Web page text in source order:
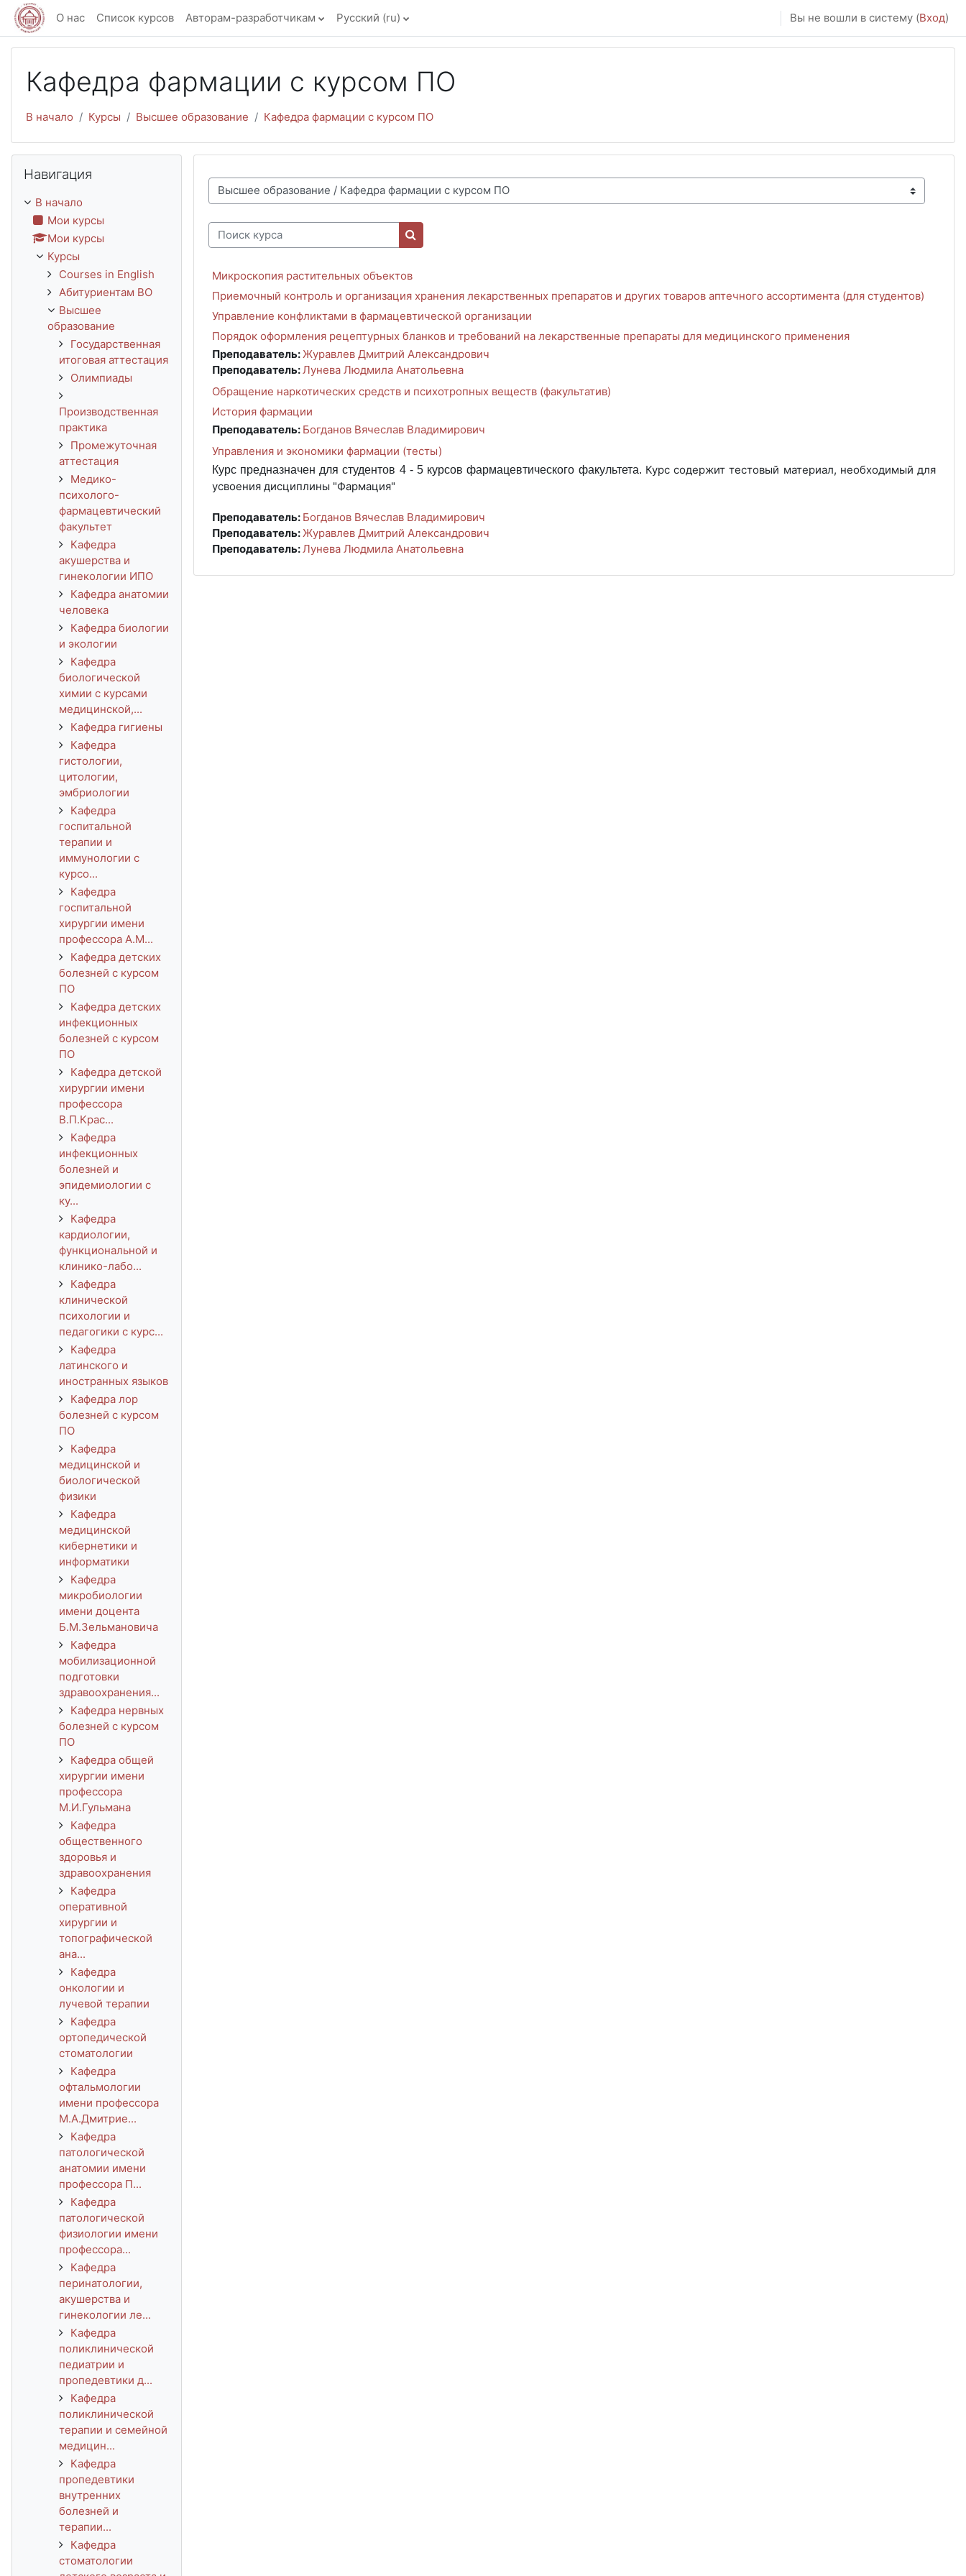
Перейти к основному содержанию
О нас Список курсов Авторам-разработчикам Русский ‎(ru)‎ Вы не вошли в систему (Вход)
Кафедра фармации с курсом ПО
В начало Курсы Высшее образование Кафедра фармации с курсом ПО
Категории курсов
Поиск курса
Поиск курса
Микроскопия растительных объектов
Приемочный контроль и организация хранения лекарственных препаратов и других товаров аптечного ассортимента (для студентов)
Управление конфликтами в фармацевтической организации
Порядок оформления рецептурных бланков и требований на лекарственные препараты для медицинского применения
Преподаватель:Журавлев Дмитрий Александрович
Преподаватель:Лунева Людмила Анатольевна
Обращение наркотических средств и психотропных веществ (факультатив)
История фармации
Преподаватель: Богданов Вячеслав Владимирович
Управления и экономики фармации (тесты)
Курс предназначен для студентов 4 - 5 курсов фармацевтического факультета. Курс содержит тестовый материал, необходимый для
усвоения дисциплины "Фармация"
Преподаватель: Богданов Вячеслав Владимирович
Преподаватель:Журавлев Дмитрий Александрович
Преподаватель:Лунева Людмила Анатольевна
Навигация
В начало
Мои курсы
Мои курсы
Курсы
Courses in English
Абитуриентам ВО
Высшее
образование
Государственная
итоговая аттестация
Олимпиады
Производственная
практика
Промежуточная
аттестация
Медико-
психолого-
фармацевтический
факультет
Кафедра
акушерства и
гинекологии ИПО
Кафедра анатомии
человека
Кафедра биологии
и экологии
Кафедра
биологической
химии с курсами
медицинской,...
Кафедра гигиены
Кафедра
гистологии,
цитологии,
эмбриологии
Кафедра
госпитальной
терапии и
иммунологии с
курсо...
Кафедра
госпитальной
хирургии имени
профессора А.М...
Кафедра детских
болезней с курсом
ПО
Кафедра детских
инфекционных
болезней с курсом
ПО
Кафедра детской
хирургии имени
профессора
В.П.Крас...
Кафедра
инфекционных
болезней и
эпидемиологии с
ку...
Кафедра
кардиологии,
функциональной и
клинико-лабо...
Кафедра
клинической
психологии и
педагогики с курс...
Кафедра
латинского и
иностранных языков
Кафедра лор
болезней с курсом
ПО
Кафедра
медицинской и
биологической
физики
Кафедра
медицинской
кибернетики и
информатики
Кафедра
микробиологии
имени доцента
Б.М.Зельмановича
Кафедра
мобилизационной
подготовки
здравоохранения...
Кафедра нервных
болезней с курсом
ПО
Кафедра общей
хирургии имени
профессора
М.И.Гульмана
Кафедра
общественного
здоровья и
здравоохранения
Кафедра
оперативной
хирургии и
топографической
ана...
Кафедра
онкологии и
лучевой терапии
Кафедра
ортопедической
стоматологии
Кафедра
офтальмологии
имени профессора
М.А.Дмитрие...
Кафедра
патологической
анатомии имени
профессора П...
Кафедра
патологической
физиологии имени
профессора...
Кафедра
перинатологии,
акушерства и
гинекологии ле...
Кафедра
поликлинической
педиатрии и
пропедевтики д...
Кафедра
поликлинической
терапии и семейной
медицин...
Кафедра
пропедевтики
внутренних
болезней и
терапии...
Кафедра
стоматологии